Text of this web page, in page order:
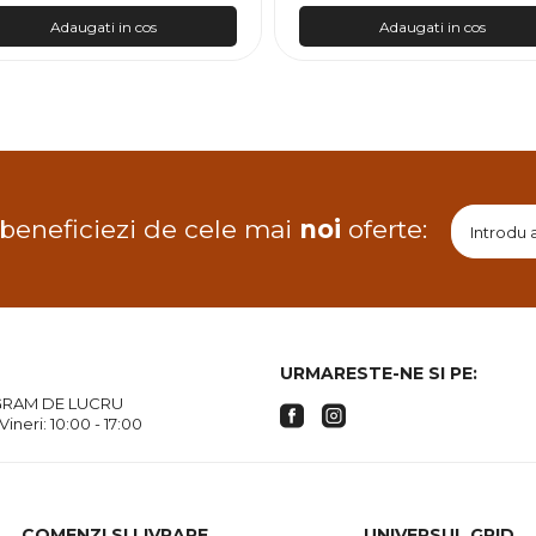
Adaugati in cos Adaugati in cos
de cele mai noi oferte:
DE LUCRU
10:00 - 17:00
URMARESTE-NE SI PE: